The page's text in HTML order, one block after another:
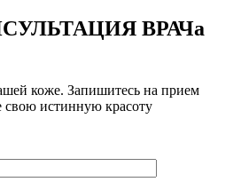
ВРАЧа
коже. Запишитесь на прием
свою истинную красоту